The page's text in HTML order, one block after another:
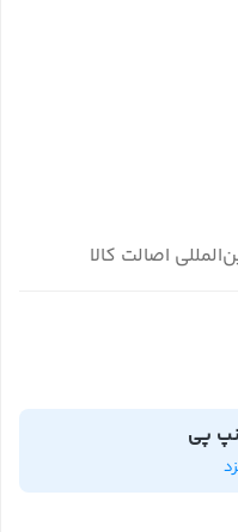
اصالت کالا
پی